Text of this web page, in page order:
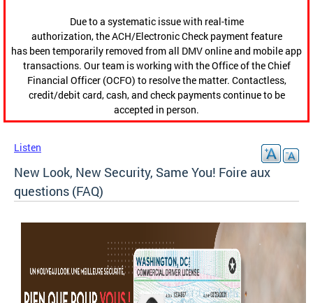
Due to a systematic issue with real-time
authorization, the ACH/Electronic Check payment feature
has been temporarily removed from all DMV online and mobile app
transactions. Our team is working with the Office of the Chief
Financial Officer (OCFO) to resolve the matter. Contactless,
credit/debit card, cash, and check payments continue to be
accepted in person.
Listen
New Look, New Security, Same You! Foire aux
questions (FAQ)